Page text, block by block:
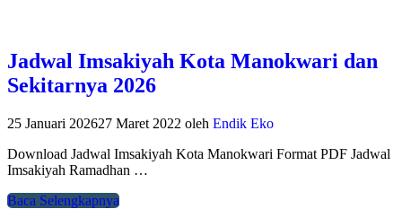
Jadwal Imsakiyah Kota Manokwari dan
Sekitarnya 2026
25 Januari 202627 Maret 2022 oleh Endik Eko
Download Jadwal Imsakiyah Kota Manokwari Format PDF Jadwal
Imsakiyah Ramadhan …
Baca Selengkapnya